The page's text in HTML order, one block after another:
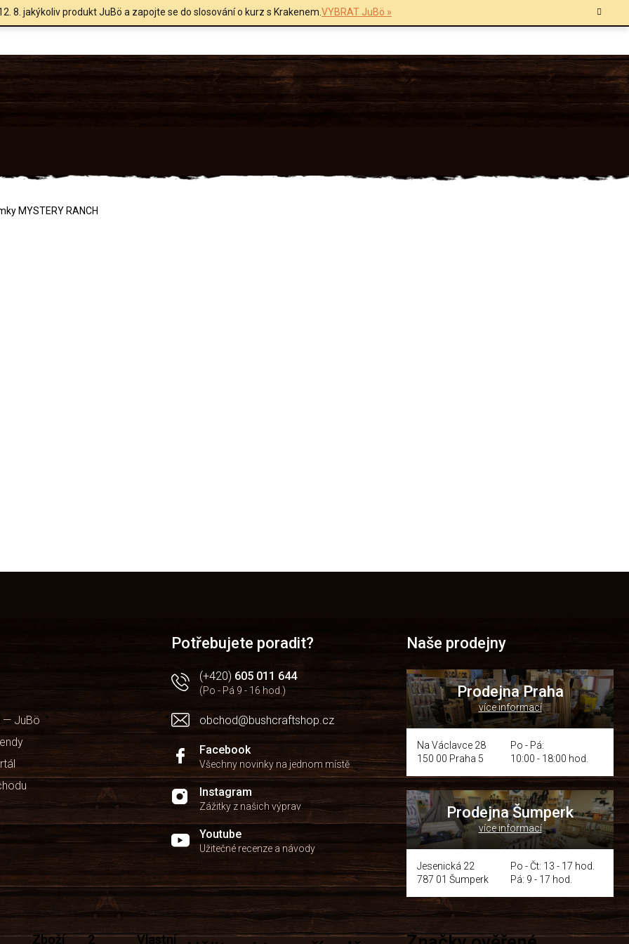
8. jakýkoliv produkt JuBö a zapojte se do slosování o kurz s Krakenem.VYBRAT JuBö »
MYSTERY RANCH
— JuBö
Potřebujete poradit?
(+420) 605 011 644
(Po - Pá 9 - 16 hod.)
obchod@bushcraftshop.cz
Facebook
Všechny novinky na jednom místě
Instagram
Zážitky z našich výprav
Youtube
Užitečné recenze a návody
Naše prodejny
Prodejna Praha
více informací
Na Václavce 28
150 00 Praha 5
Po - Pá:
10:00 - 18:00 hod.
Prodejna Šumperk
více informací
Jesenická 22
787 01 Šumperk
Po - Čt: 13 - 17 hod.
Pá: 9 - 17 hod.
Zboží
2
Vlastní